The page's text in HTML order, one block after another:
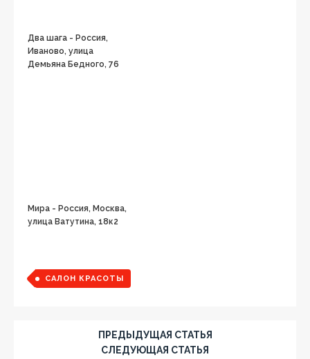
Два шага - Россия,
Иваново, улица
Демьяна Бедного, 76
Мира - Россия, Москва,
улица Ватутина, 18к2
САЛОН КРАСОТЫ
ПРЕДЫДУЩАЯ СТАТЬЯ
СЛЕДУЮЩАЯ СТАТЬЯ